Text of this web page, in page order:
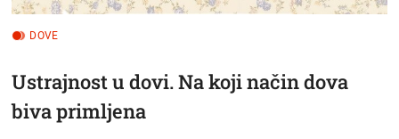
DOVE
Ustrajnost u dovi. Na koji način dova
biva primljena